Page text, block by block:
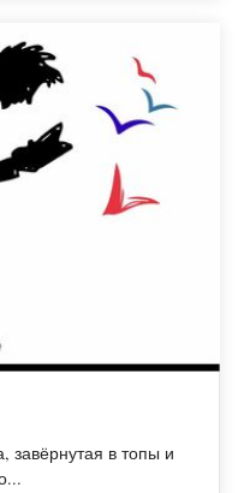
завёрнутая в топы и